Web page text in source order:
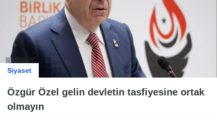
Siyaset
Özgür Özel gelin devletin tasfiyesine ortak
olmayın